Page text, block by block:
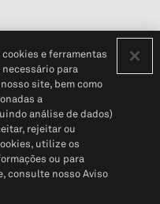
do cliente (em inglês)
© 2026 S&P Global
e ferramentas
para
site, bem como
a
análise de dados)
rejeitar ou
utilize os
ou para
consulte nosso Aviso